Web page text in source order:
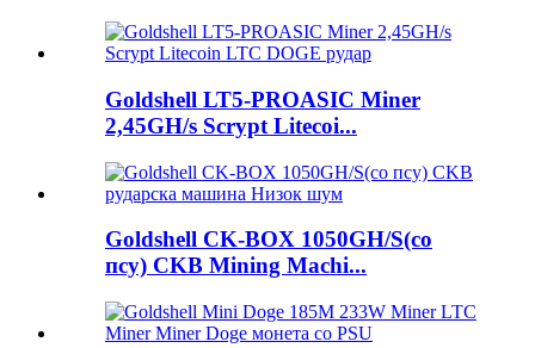
Goldshell LT5-PROASIC Miner
2,45GH/s Scrypt Litecoi...
Goldshell CK-BOX 1050GH/S(со
псу) CKB Mining Machi...